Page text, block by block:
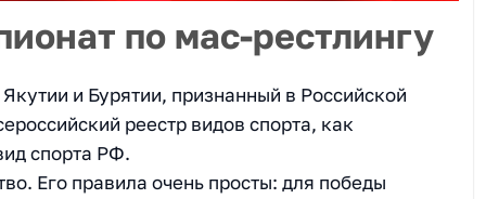
по мас-рестлингу
и Бурятии, признанный в Российской
реестр видов спорта, как
спорта РФ.
Его правила очень просты: для победы